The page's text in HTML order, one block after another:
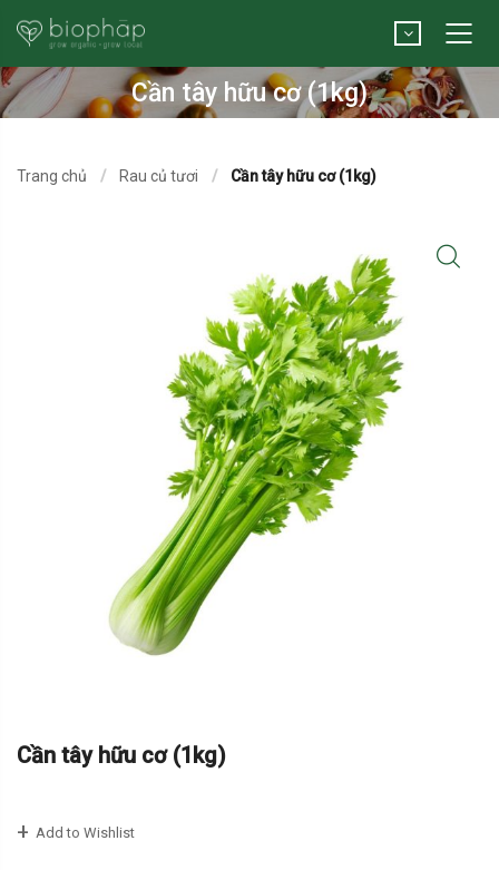
Cần tây hữu cơ (1kg)
Trang chủ Rau củ tươi Cần tây hữu cơ (1kg)
Cần tây hữu cơ (1kg)
Add to Wishlist